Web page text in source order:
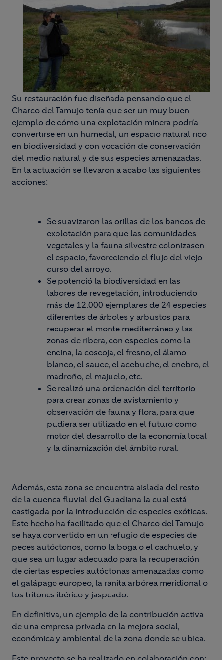
Su restauración fue diseñada pensando que el
Charco del Tamujo tenía que ser un muy buen
ejemplo de cómo una explotación minera podría
convertirse en un humedal, un espacio natural rico
en biodiversidad y con vocación de conservación
del medio natural y de sus especies amenazadas.
En la actuación se llevaron a acabo las siguientes
acciones:
Se suavizaron las orillas de los bancos de
explotación para que las comunidades
vegetales y la fauna silvestre colonizasen
el espacio, favoreciendo el flujo del viejo
curso del arroyo.
Se potenció la biodiversidad en las
labores de revegetación, introduciendo
más de 12.000 ejemplares de 24 especies
diferentes de árboles y arbustos para
recuperar el monte mediterráneo y las
zonas de ribera, con especies como la
encina, la coscoja, el fresno, el álamo
blanco, el sauce, el acebuche, el enebro, el
madroño, el majuelo, etc.
Se realizó una ordenación del territorio
para crear zonas de avistamiento y
observación de fauna y flora, para que
pudiera ser utilizado en el futuro como
motor del desarrollo de la economía local
y la dinamización del ámbito rural.
Además, esta zona se encuentra aislada del resto
de la cuenca fluvial del Guadiana la cual está
castigada por la introducción de especies exóticas.
Este hecho ha facilitado que el Charco del Tamujo
se haya convertido en un refugio de especies de
peces autóctonos, como la boga o el cachuelo, y
que sea un lugar adecuado para la recuperación
de ciertas especies autóctonas amenazadas como
el galápago europeo, la ranita arbórea meridional o
los tritones ibérico y jaspeado.
En definitiva, un ejemplo de la contribución activa
de una empresa privada en la mejora social,
económica y ambiental de la zona donde se ubica.
Este proyecto se ha realizado en colaboración con: